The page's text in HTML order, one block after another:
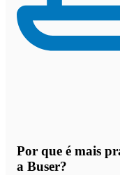
Por que é mais
a Buser?